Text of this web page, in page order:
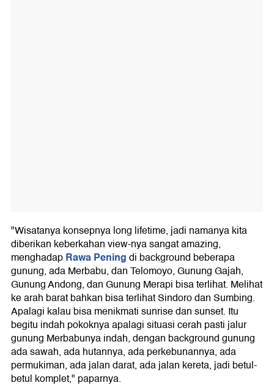
"Wisatanya konsepnya long lifetime, jadi namanya kita
diberikan keberkahan view-nya sangat amazing,
menghadapRawa Peningdi background beberapa
gunung, ada Merbabu, dan Telomoyo, Gunung Gajah,
Gunung Andong, dan Gunung Merapi bisa terlihat. Melihat
ke arah barat bahkan bisa terlihat Sindoro dan Sumbing.
Apalagi kalau bisa menikmati sunrise dan sunset. Itu
begitu indah pokoknya apalagi situasi cerah pasti jalur
gunung Merbabunya indah, dengan background gunung
ada sawah, ada hutannya, ada perkebunannya, ada
permukiman, ada jalan darat, ada jalan kereta, jadi betul-
betul komplet," paparnya.